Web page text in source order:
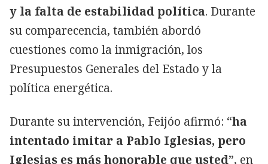
y la falta de estabilidad política. Durante
su comparecencia, también abordó
cuestiones como la inmigración, los
Presupuestos Generales del Estado y la
política energética.
Durante su intervención, Feijóo afirmó: “ha
intentado imitar a Pablo Iglesias, pero
Iglesias es más honorable que usted”, en